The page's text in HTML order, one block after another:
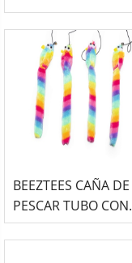
PERRO -RODAR-
BEEZTEES CAÑA DE
PESCAR TUBO CON
RATÓN 18UND